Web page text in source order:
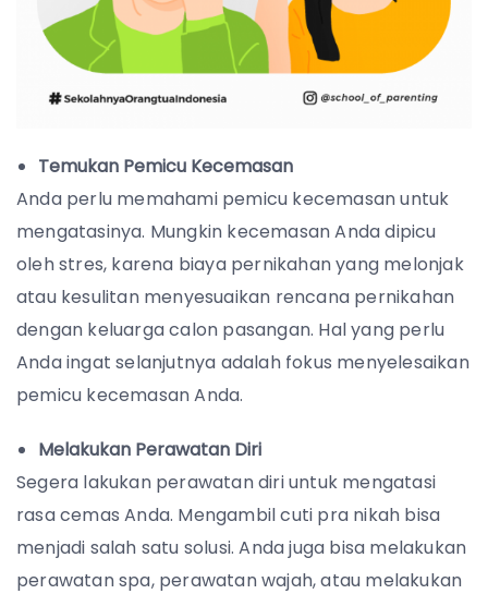
Temukan Pemicu Kecemasan
Anda perlu memahami pemicu kecemasan untuk
mengatasinya. Mungkin kecemasan Anda dipicu
oleh stres, karena biaya pernikahan yang melonjak
atau kesulitan menyesuaikan rencana pernikahan
dengan keluarga calon pasangan. Hal yang perlu
Anda ingat selanjutnya adalah fokus menyelesaikan
pemicu kecemasan Anda.
Melakukan Perawatan Diri
Segera lakukan perawatan diri untuk mengatasi
rasa cemas Anda. Mengambil cuti pra nikah bisa
menjadi salah satu solusi. Anda juga bisa melakukan
perawatan spa, perawatan wajah, atau melakukan